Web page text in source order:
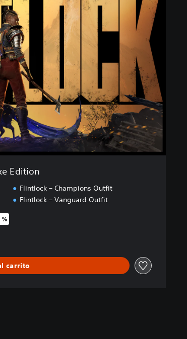
Edition
Flintlock – Champions Outfit
Flintlock – Vanguard Outfit
de US$44.99
carrito